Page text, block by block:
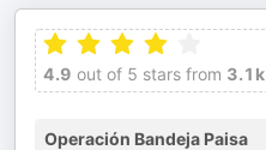
4.9 out of 5 stars from 3.1k
Operación Bandeja Paisa